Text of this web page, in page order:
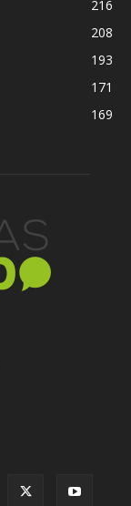
216
208
193
171
169